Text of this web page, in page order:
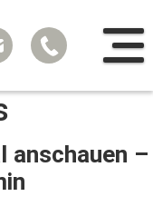
anschauen –